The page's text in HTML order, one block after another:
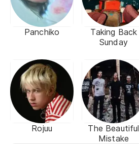
Panchiko
Taking Back
Sunday
Rojuu
The Beautiful
Mistake